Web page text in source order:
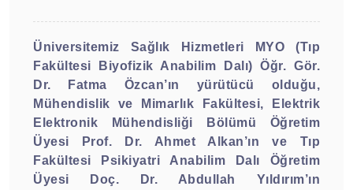
Üniversitemiz Sağlık Hizmetleri MYO (Tıp
Fakültesi Biyofizik Anabilim Dalı) Öğr. Gör.
Dr. Fatma Özcan’ın yürütücü olduğu,
Mühendislik ve Mimarlık Fakültesi, Elektrik
Elektronik Mühendisliği Bölümü Öğretim
Üyesi Prof. Dr. Ahmet Alkan’ın ve Tıp
Fakültesi Psikiyatri Anabilim Dalı Öğretim
Üyesi Doç. Dr. Abdullah Yıldırım’ın